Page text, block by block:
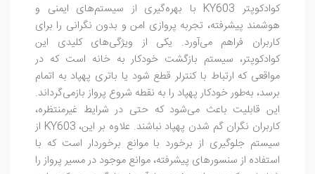
کوادکوپتر KY603 با بهره‌گیری از سیستم‌های ایمنی و
هوشمند پیشرفته، تجربه پروازی امن و بدون نگرانی را برای
کاربران فراهم می‌آورد. یکی از ویژگی‌های کلیدی این
کوادکوپتر، سیستم بازگشت خودکار به خانه است که در
مواقعی که ارتباط با کنترلر قطع شود یا باتری پهپاد به اتمام
برسد، به‌طور خودکار پهپاد را به نقطه شروع پرواز بازمی‌گرداند.
این قابلیت باعث می‌شود که حتی در شرایط غیرمنتظره،
کاربران نگران گم شدن پهپاد نباشند. علاوه بر این، KY603 از
سیستم جلوگیری از برخورد با موانع برخوردار است که با
استفاده از سنسورهای پیشرفته، موانع موجود در مسیر پرواز را